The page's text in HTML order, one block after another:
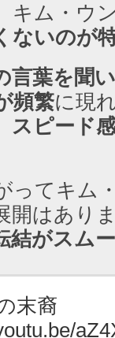
キム・ウ
ないのが
言葉を聞
頻繁に現
スピード
ってキム
開はありま
結がスム
末裔